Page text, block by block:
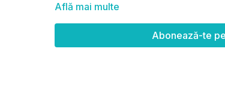
Află mai multe
Abonează-te